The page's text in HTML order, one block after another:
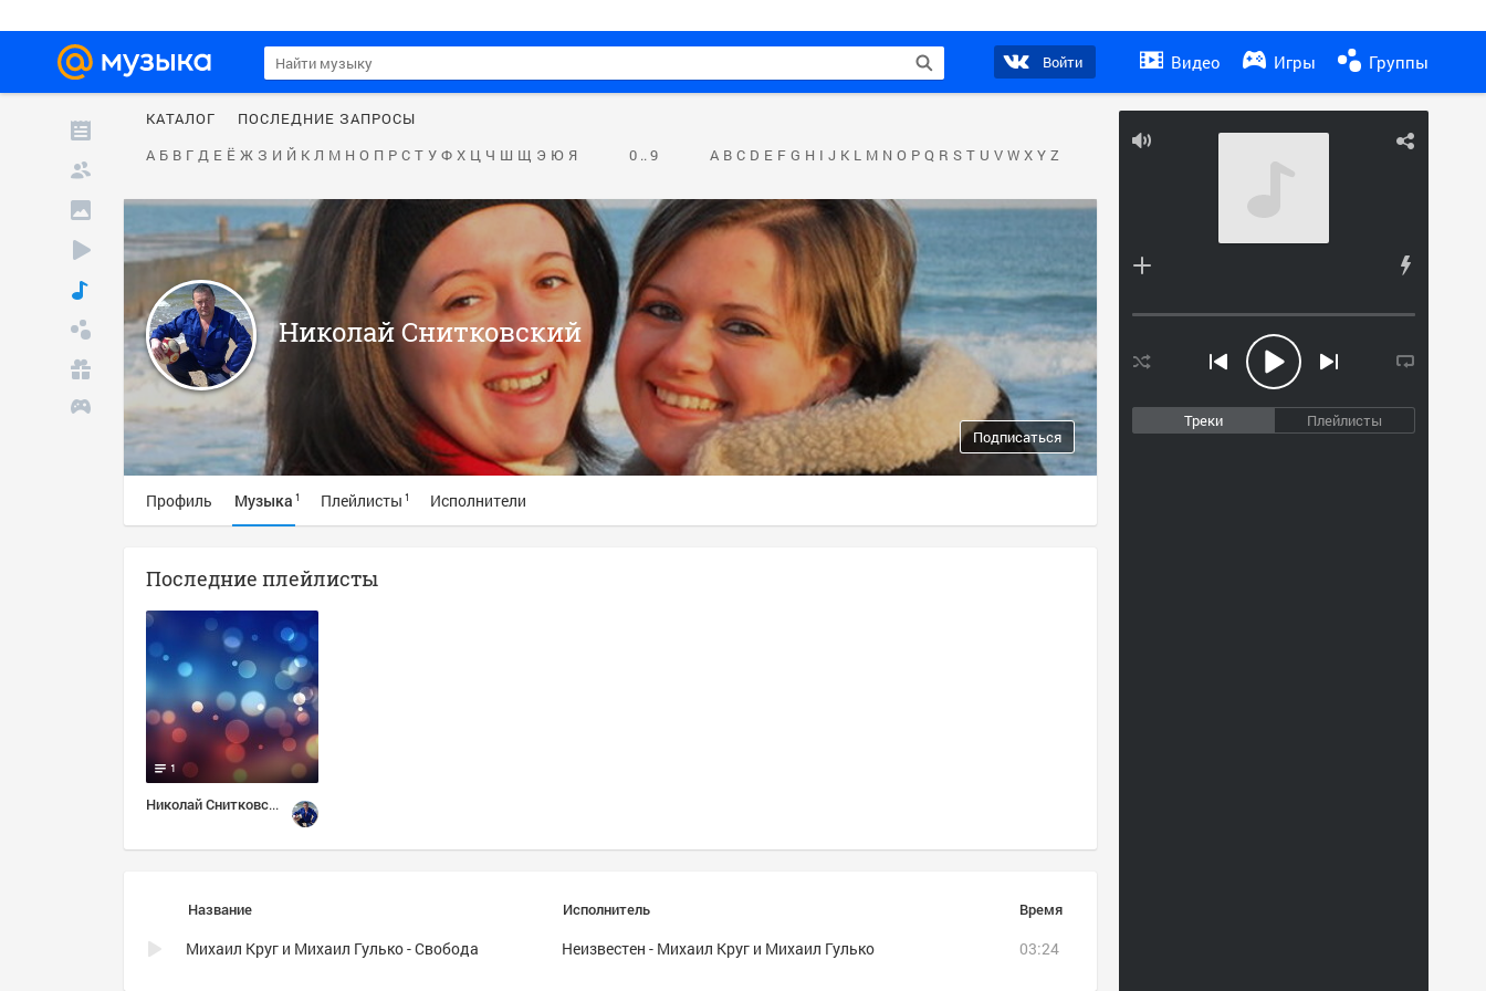
Войти Видео Игры Группы
Треки Плейлисты
КАТАЛОГ
ПОСЛЕДНИЕ ЗАПРОСЫ
А Б В Г Д Е Ё Ж З И Й К Л М Н О П Р С Т У Ф Х Ц Ч Ш Щ Э Ю Я 0 .. 9 A B C D E F G H I J K L M N O P Q R S T U V W X Y Z
Николай Снитковский
Подписаться
Профиль Музыка 1 Плейлисты 1 Исполнители
Последние плейлисты
Николай Снитковский: Избранное
1
Название Исполнитель Время
Михаил Круг и Михаил Гулько - Свобода Неизвестен - Михаил Круг и Михаил Гулько 03:24